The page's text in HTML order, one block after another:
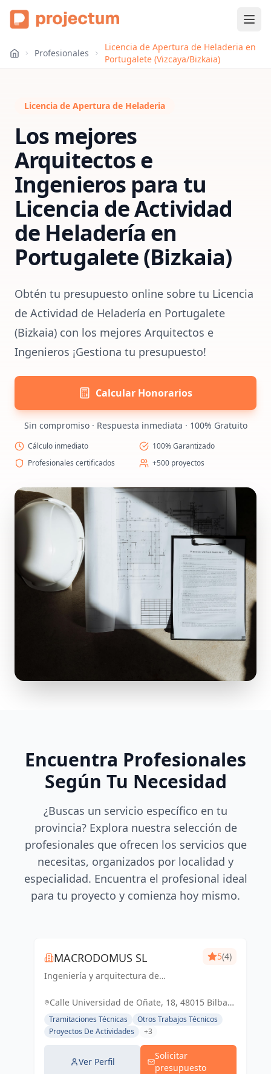
Profesionales
Licencia de Apertura de Heladeria en
Portugalete (Vizcaya/Bizkaia)
Licencia de Apertura de Heladeria
Los mejores
Arquitectos e
Ingenieros para tu
Licencia de Actividad
de Heladería en
Portugalete (Bizkaia)
Obtén tu presupuesto online sobre tu Licencia
de Actividad de Heladería en Portugalete
(Bizkaia) con los mejores Arquitectos e
Ingenieros ¡Gestiona tu presupuesto!
Calcular Honorarios
Sin compromiso · Respuesta inmediata · 100% Gratuito
Cálculo inmediato
100% Garantizado
Profesionales certificados
+500 proyectos
Encuentra Profesionales
Según Tu Necesidad
¿Buscas un servicio específico en tu
provincia? Explora nuestra selección de
profesionales que ofrecen los servicios que
necesitas, organizados por localidad y
especialidad. Encuentra el profesional ideal
para tu proyecto y comienza hoy mismo.
MACRODOMUS SL
Ingeniería y arquitectura de
y funcional
5(4)
Calle Universidad de Oñate, 18, 48015 Bilbao,
Vizcaya, España, España
Tramitaciones Técnicas
Otros Trabajos Técnicos
Proyectos De Actividades
+3
Ver Perfil
Solicitar
presupuesto